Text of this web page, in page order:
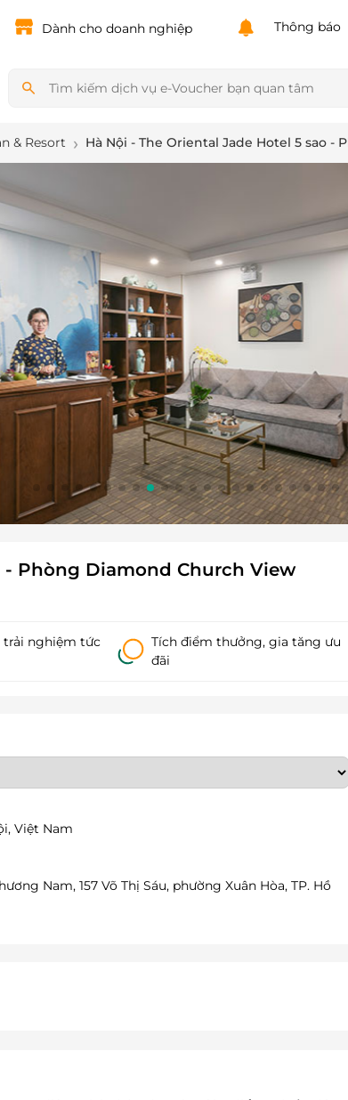
Dành cho doanh nghiệp Thông báo
& Resort Hà Nội - The Oriental Jade Hotel 5 sao
- Phòng Diamond Church View
trải nghiệm tức
Tích điểm thưởng, gia tăng ưu
đãi
Việt Nam
Nam, 157 Võ Thị Sáu, phường Xuân Hòa, TP. Hồ